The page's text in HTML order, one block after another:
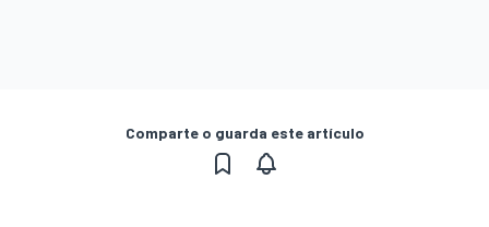
Comparte o guarda este artículo